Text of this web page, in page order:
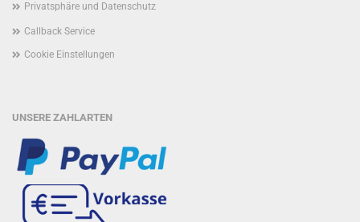
Privatsphäre und Datenschutz
Callback Service
Cookie Einstellungen
UNSERE ZAHLARTEN